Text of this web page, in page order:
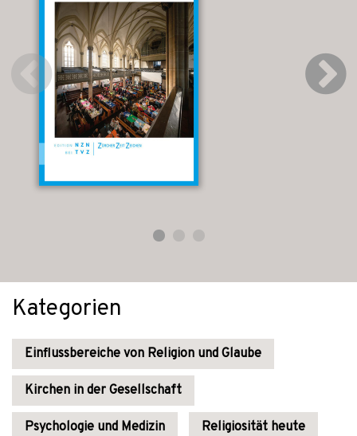
Kategorien
Einflussbereiche von Religion und Glaube
Kirchen in der Gesellschaft
Psychologie und Medizin Religiosität heute